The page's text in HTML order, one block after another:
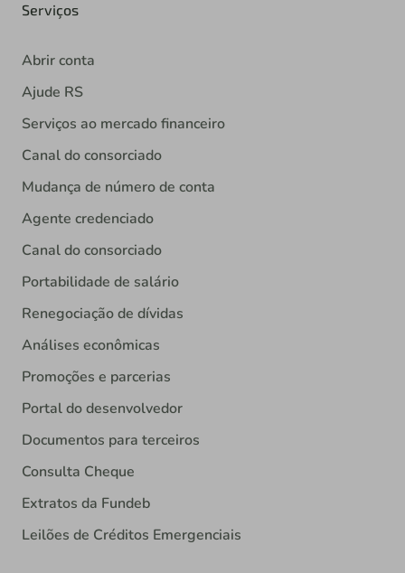
Serviços
Abrir conta
Ajude RS
Serviços ao mercado financeiro
Canal do consorciado
Mudança de número de conta
Agente credenciado
Canal do consorciado
Portabilidade de salário
Renegociação de dívidas
Análises econômicas
Promoções e parcerias
Portal do desenvolvedor
Documentos para terceiros
Consulta Cheque
Extratos da Fundeb
Leilões de Créditos Emergenciais